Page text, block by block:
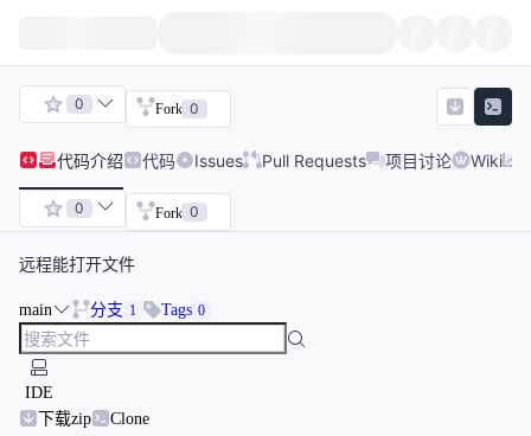
0 Fork 0
代码介绍 代码 Issues Pull Requests 项目讨论 Wiki
0 Fork 0
远程能打开文件
main 分支 1 Tags 0
IDE
下载zip
Clone